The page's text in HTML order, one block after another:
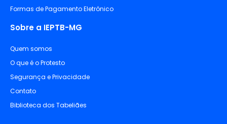
Formas de Pagamento Eletrônico
Sobre a IEPTB-MG
Quem somos
O que é o Protesto
Segurança e Privacidade
Contato
Biblioteca dos Tabeliães